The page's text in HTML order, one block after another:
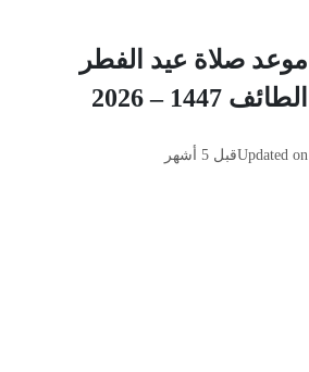
موعد صلاة عيد الفطر
الطائف 1447 – 2026
Updated onقبل 5 أشهر